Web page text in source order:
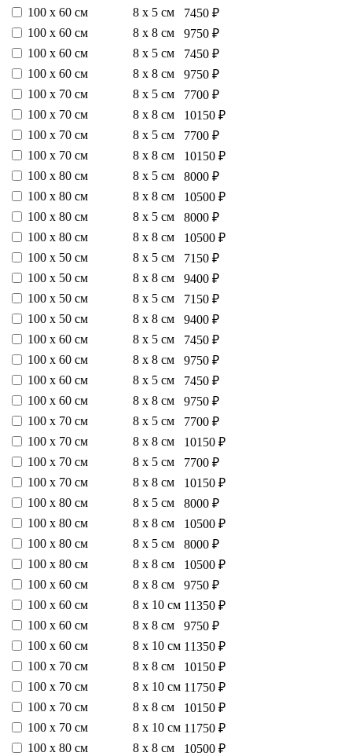
100 х 60 см
8 х 5 см
7450 ₽
100 х 60 см
8 х 8 см
9750 ₽
100 х 60 см
8 х 5 см
7450 ₽
100 х 60 см
8 х 8 см
9750 ₽
100 х 70 см
8 х 5 см
7700 ₽
100 х 70 см
8 х 8 см
10150 ₽
100 х 70 см
8 х 5 см
7700 ₽
100 х 70 см
8 х 8 см
10150 ₽
100 х 80 см
8 х 5 см
8000 ₽
100 х 80 см
8 х 8 см
10500 ₽
100 х 80 см
8 х 5 см
8000 ₽
100 х 80 см
8 х 8 см
10500 ₽
100 х 50 см
8 х 5 см
7150 ₽
100 х 50 см
8 х 8 см
9400 ₽
100 х 50 см
8 х 5 см
7150 ₽
100 х 50 см
8 х 8 см
9400 ₽
100 х 60 см
8 х 5 см
7450 ₽
100 х 60 см
8 х 8 см
9750 ₽
100 х 60 см
8 х 5 см
7450 ₽
100 х 60 см
8 х 8 см
9750 ₽
100 х 70 см
8 х 5 см
7700 ₽
100 х 70 см
8 х 8 см
10150 ₽
100 х 70 см
8 х 5 см
7700 ₽
100 х 70 см
8 х 8 см
10150 ₽
100 х 80 см
8 х 5 см
8000 ₽
100 х 80 см
8 х 8 см
10500 ₽
100 х 80 см
8 х 5 см
8000 ₽
100 х 80 см
8 х 8 см
10500 ₽
100 х 60 см
8 х 8 см
9750 ₽
100 х 60 см
8 х 10 см 11350 ₽
100 х 60 см
8 х 8 см
9750 ₽
100 х 60 см
8 х 10 см 11350 ₽
100 х 70 см
8 х 8 см
10150 ₽
100 х 70 см
8 х 10 см 11750 ₽
100 х 70 см
8 х 8 см
10150 ₽
100 х 70 см
8 х 10 см 11750 ₽
100 х 80 см
8 х 8 см
10500 ₽